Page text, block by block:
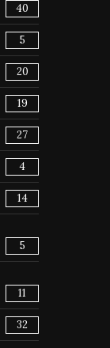
40
5
20
19
27
4
14
5
11
32